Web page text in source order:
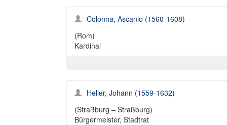
Colonna, Ascanio (1560-1608)
(Rom)
Kardinal
Heller, Johann (1559-1632)
(Straßburg – Straßburg)
Bürgermeister, Stadtrat